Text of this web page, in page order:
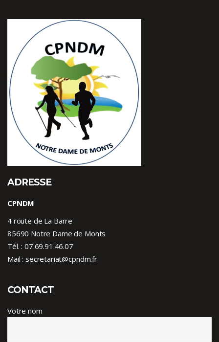
ADRESSE
CPNDM
4 route de La Barre
85690 Notre Dame de Monts
Tél. : 07.69.91.46.07
Mail : secretariat@cpndm.fr
CONTACT
Votre nom